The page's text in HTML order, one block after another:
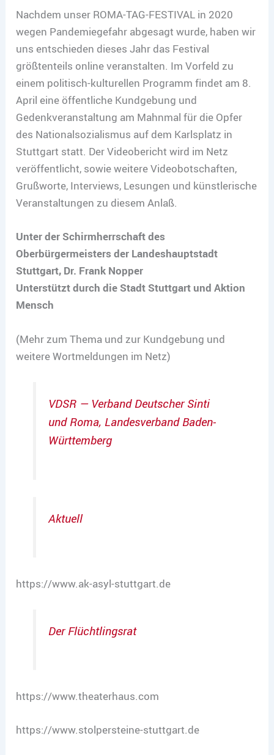
Nachdem unser ROMA-TAG-FESTIVAL in 2020
wegen Pandemiegefahr abgesagt wurde, haben wir
uns entschieden dieses Jahr das Festival
größtenteils online veranstalten. Im Vorfeld zu
einem politisch-kulturellen Programm findet am 8.
April eine öffentliche Kundgebung und
Gedenkveranstaltung am Mahnmal für die Opfer
des Nationalsozialismus auf dem Karlsplatz in
Stuttgart statt. Der Videobericht wird im Netz
veröffentlicht, sowie weitere Videobotschaften,
Grußworte, Interviews, Lesungen und künstlerische
Veranstaltungen zu diesem Anlaß.
Unter der Schirmherrschaft des
Oberbürgermeisters der Landeshauptstadt
Stuttgart, Dr. Frank Nopper
Unterstützt durch die Stadt Stuttgart und Aktion
Mensch
(Mehr zum Thema und zur Kundgebung und
weitere Wortmeldungen im Netz)
VDSR — Ver­band Deut­scher Sin­ti
und Roma, Lan­des­ver­band Baden-
Württemberg
Aktuell
https://www.ak-asyl-stuttgart.de
Der Flüchtlingsrat
https://www.theaterhaus.com
https://www.stolpersteine-stuttgart.de